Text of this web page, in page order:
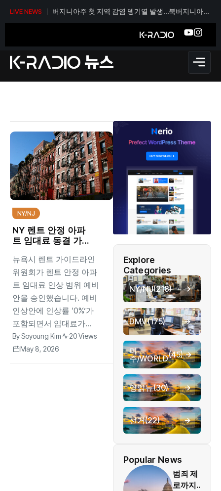
LIVE NEWS
버지니아주 첫 지역 감염 뎅기열 발생…북버지니아
보건당국 모기 감시 강화
NY/NJ
NY 렌트 안정 아파
트 임대료 동결 가능
뉴욕시 렌트 가이드라인
위원회가 렌트 안정 아파
트 임대료 인상 범위 예비
안을 승인했습니다. 예비
인상안에 인상률 ‘0%’가
포함되면서 임대료가...
BySoyoung Kim
20 Views
May 8, 2026
Explore
Categories
NY/NJ(218)
DMV(175)
미
주/WORLD(45)
영읽뉴(30)
선거(22)
Popular News
범죄 제
로까지